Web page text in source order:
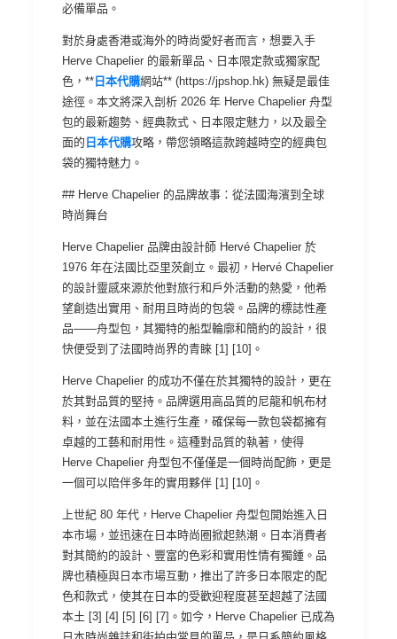
必備單品。
對於身處香港或海外的時尚愛好者而言，想要入手
Herve Chapelier 的最新單品、日本限定款或獨家配
色，**日本代購網站** (https://jpshop.hk) 無疑是最佳
途徑。本文將深入剖析 2026 年 Herve Chapelier 舟型
包的最新趨勢、經典款式、日本限定魅力，以及最全
面的 日本代購攻略，帶您領略這款跨越時空的經典包
袋的獨特魅力。
## Herve Chapelier 的品牌故事：從法國海濱到全球
時尚舞台
Herve Chapelier 品牌由設計師 Hervé Chapelier 於
1976 年在法國比亞里茨創立。最初，Hervé Chapelier
的設計靈感來源於他對旅行和戶外活動的熱愛，他希
望創造出實用、耐用且時尚的包袋。品牌的標誌性產
品——舟型包，其獨特的船型輪廓和簡約的設計，很
快便受到了法國時尚界的青睞 [1] [10]。
Herve Chapelier 的成功不僅在於其獨特的設計，更在
於其對品質的堅持。品牌選用高品質的尼龍和帆布材
料，並在法國本土進行生產，確保每一款包袋都擁有
卓越的工藝和耐用性。這種對品質的執著，使得
Herve Chapelier 舟型包不僅僅是一個時尚配飾，更是
一個可以陪伴多年的實用夥伴 [1] [10]。
上世紀 80 年代，Herve Chapelier 舟型包開始進入日
本市場，並迅速在日本時尚圈掀起熱潮。日本消費者
對其簡約的設計、豐富的色彩和實用性情有獨鍾。品
牌也積極與日本市場互動，推出了許多日本限定的配
色和款式，使其在日本的受歡迎程度甚至超越了法國
本土 [3] [4] [5] [6] [7]。如今，Herve Chapelier 已成為